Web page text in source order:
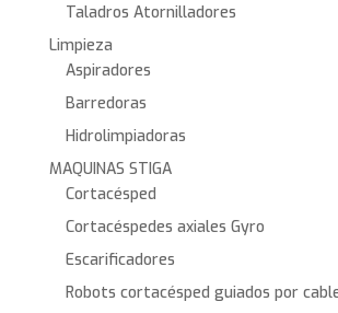
Taladros Atornilladores
Limpieza
Aspiradores
Barredoras
Hidrolimpiadoras
MAQUINAS STIGA
Cortacésped
Cortacéspedes axiales Gyro
Escarificadores
Robots cortacésped guiados por